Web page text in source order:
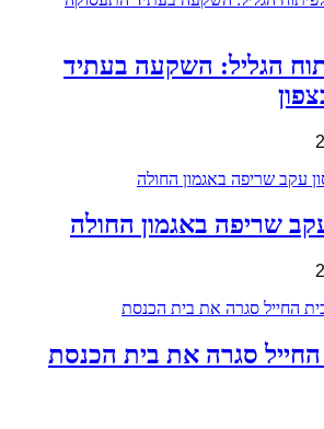
הגליל: השקעה בעתיד
שריפה באגמון החולה
סגרה את בית הכנסת